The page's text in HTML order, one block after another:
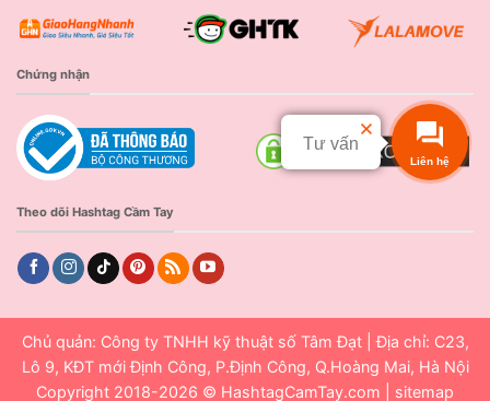
Chứng nhận
Theo dõi Hashtag Cầm Tay
Chủ quản: Công ty TNHH kỹ thuật số Tâm Đạt | Địa chỉ: C23,
Lô 9, KĐT mới Định Công, P.Định Công, Q.Hoàng Mai, Hà Nội
Copyright 2018-2026 © HashtagCamTay.com sitemap
Liên hệ
Tư vấn